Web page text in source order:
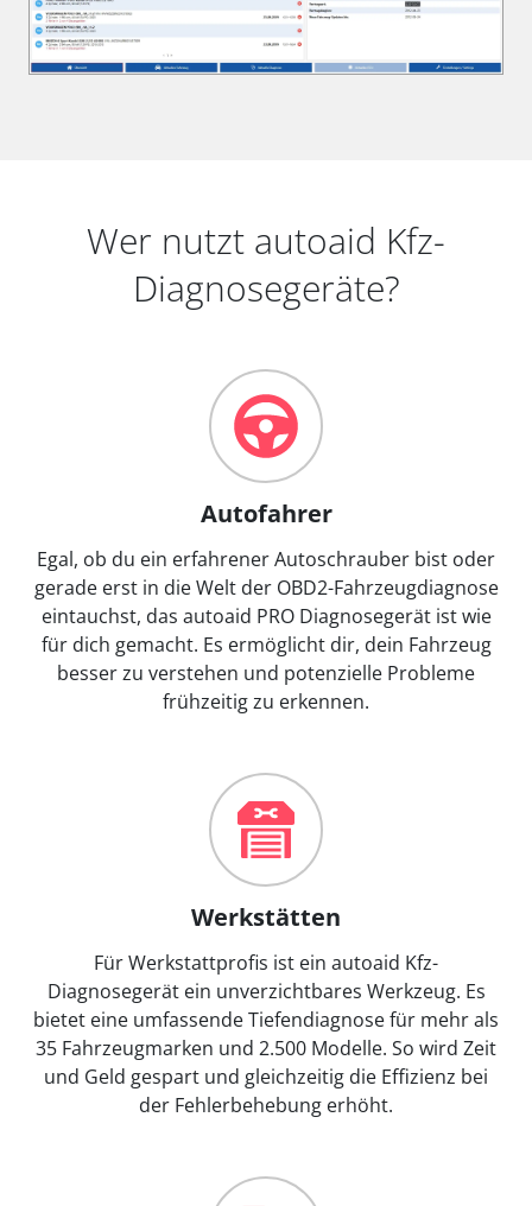
Wer nutzt autoaid Kfz-
Diagnosegeräte?
Autofahrer
Egal, ob du ein erfahrener Autoschrauber bist oder
gerade erst in die Welt der OBD2-Fahrzeugdiagnose
eintauchst, das autoaid PRO Diagnosegerät ist wie
für dich gemacht. Es ermöglicht dir, dein Fahrzeug
besser zu verstehen und potenzielle Probleme
frühzeitig zu erkennen.
Werkstätten
Für Werkstattprofis ist ein autoaid Kfz-
Diagnosegerät ein unverzichtbares Werkzeug. Es
bietet eine umfassende Tiefendiagnose für mehr als
35 Fahrzeugmarken und 2.500 Modelle. So wird Zeit
und Geld gespart und gleichzeitig die Effizienz bei
der Fehlerbehebung erhöht.